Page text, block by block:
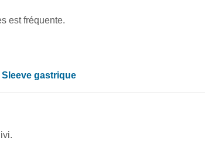
est fréquente.
Sleeve gastrique